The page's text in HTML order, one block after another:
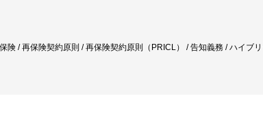
険 / 再保険契約原則 / 再保険契約原則（PRICL） / 告知義務 / ハイブ